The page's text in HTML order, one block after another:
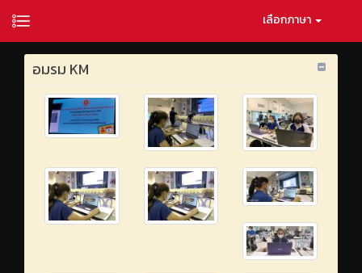
เลือกภาษา
อมรม KM